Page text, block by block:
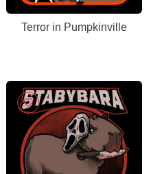
Terror in Pumpkinville